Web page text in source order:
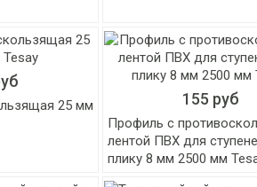
25 мм
155 руб
Профиль с
лентой ПВХ для
плику 8 мм 2500 мм